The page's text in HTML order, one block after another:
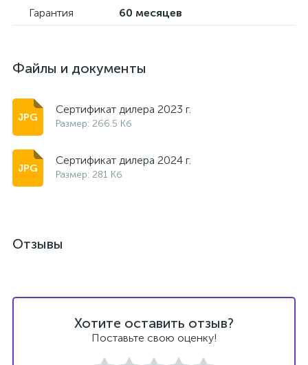
Гарантия 60 месяцев
Файлы и документы
Сертификат дилера 2023 г.
Размер: 266.5 Кб
Сертификат дилера 2024 г.
Размер: 281 Кб
Отзывы
Хотите оставить отзыв?
Поставьте свою оценку!